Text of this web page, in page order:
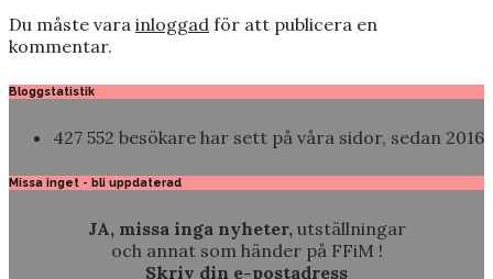
Du måste vara inloggad för att publicera en
kommentar.
Bloggstatistik
427 552 besökare har sett på våra sidor, sedan 2016
Missa inget - bli uppdaterad
JA, missa inga nyheter, utställningar
och annat som händer på FFiM !
Skriv din e-postadress